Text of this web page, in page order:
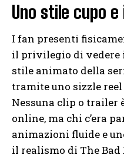
Uno stile cupo
I fan presenti
il privilegio di vedere
stile animato della
tramite uno sizzle
Nessuna clip o trailer
online, ma chi c’era
animazioni fluide e
il realismo di The Bad